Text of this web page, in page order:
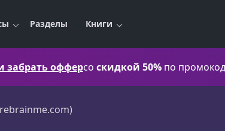
Разделы Книги
забрать офферсо скидкой 50% по